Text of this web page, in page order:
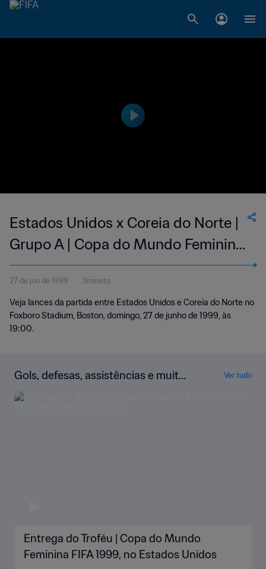
Estados Unidos x Coreia do Norte |
Grupo A | Copa do Mundo Feminina
FIFA 1999, no Estados Unidos |
Melhores momentos
27 de jun de 1999 3minuto
Veja lances da partida entre Estados Unidos e Coreia do Norte no
Foxboro Stadium, Boston, domingo, 27 de junho de 1999, às
19:00.
Gols, defesas, assistências e muito
mais!
Ver tudo
Entrega do Troféu | Copa do Mundo
Feminina FIFA 1999, no Estados Unidos